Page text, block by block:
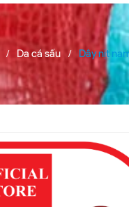
/ Da cá sấu / Dây nịt